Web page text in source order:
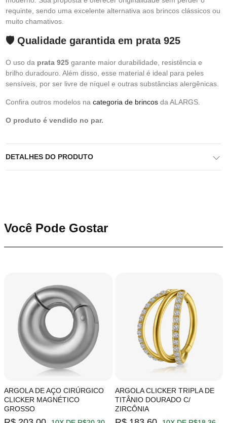
requinte, sendo uma excelente alternativa aos brincos clássicos ou
muito chamativos.
🛡️ Qualidade garantida em prata 925
O uso da prata 925 garante maior durabilidade, resistência e
brilho duradouro. Além disso, esse material é ideal para peles
sensíveis, por ser livre de níquel e outras substâncias alergênicas.
Confira outros modelos na categoria de brincos da ALARGS.
O produto é vendido no par.
DETALHES DO PRODUTO
Você Pode Gostar
ARGOLA DE AÇO CIRÚRGICO
CLICKER MAGNÉTICO
GROSSO
ARGOLA CLICKER TRIPLA DE
TITÂNIO DOURADO C/
ZIRCÔNIA